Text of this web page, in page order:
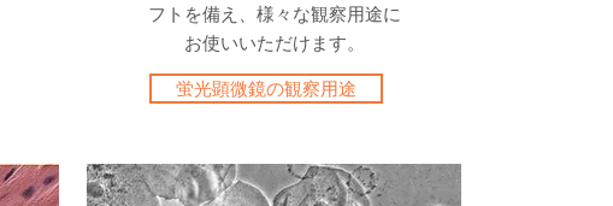
フトを備え、様々な観察用途に
お使いいただけます。
蛍光顕微鏡の観察用途